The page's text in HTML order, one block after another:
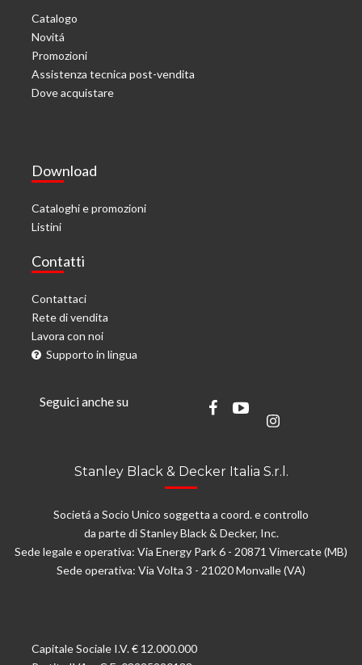
Catalogo
Novitá
Promozioni
Assistenza tecnica post-vendita
Dove acquistare
Download
Cataloghi e promozioni
Listini
Contatti
Contattaci
Rete di vendita
Lavora con noi
Supporto in lingua
Seguici anche su
Stanley Black & Decker Italia S.r.l.
Societá a Socio Unico soggetta a coord. e controllo
da parte di Stanley Black & Decker, Inc.
Sede legale e operativa: Via Energy Park 6 - 20871 Vimercate (MB)
Sede operativa: Via Volta 3 - 21020 Monvalle (VA)
Capitale Sociale I.V. € 12.000.000